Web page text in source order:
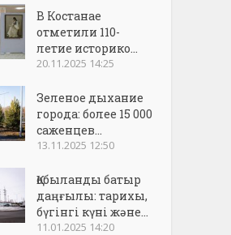
В Костанае
отметили 110-
летие историко...
20.11.2025 14:25
Зеленое дыхание
города: более 15 000
саженцев...
13.11.2025 12:50
Қобыланды батыр
даңғылы: тарихы,
бүгінгі күні және...
11.01.2025 14:20